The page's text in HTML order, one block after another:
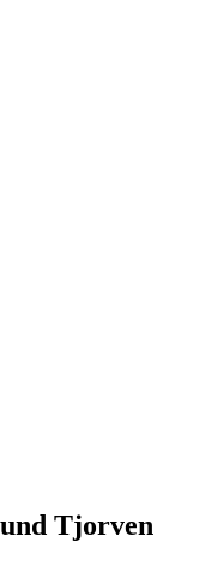
Tjorven